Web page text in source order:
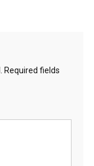
Required fields